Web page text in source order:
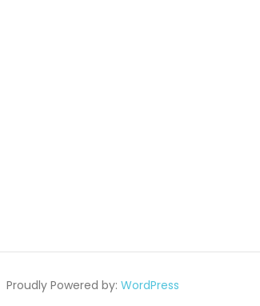
Proudly Powered by: WordPress